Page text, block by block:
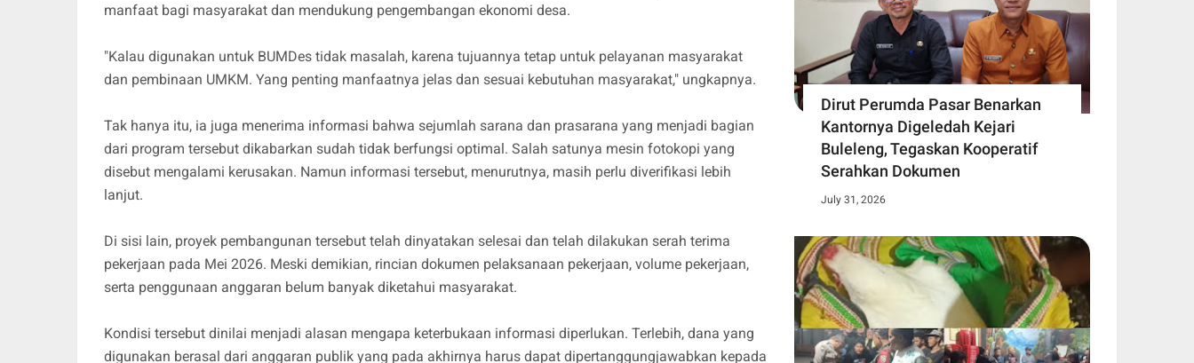
manfaat bagi masyarakat dan mendukung pengembangan ekonomi desa.
"Kalau digunakan untuk BUMDes tidak masalah, karena tujuannya tetap untuk pelayanan masyarakat
dan pembinaan UMKM. Yang penting manfaatnya jelas dan sesuai kebutuhan masyarakat," ungkapnya.
Tak hanya itu, ia juga menerima informasi bahwa sejumlah sarana dan prasarana yang menjadi bagian
dari program tersebut dikabarkan sudah tidak berfungsi optimal. Salah satunya mesin fotokopi yang
disebut mengalami kerusakan. Namun informasi tersebut, menurutnya, masih perlu diverifikasi lebih
lanjut.
Di sisi lain, proyek pembangunan tersebut telah dinyatakan selesai dan telah dilakukan serah terima
pekerjaan pada Mei 2026. Meski demikian, rincian dokumen pelaksanaan pekerjaan, volume pekerjaan,
serta penggunaan anggaran belum banyak diketahui masyarakat.
Kondisi tersebut dinilai menjadi alasan mengapa keterbukaan informasi diperlukan. Terlebih, dana yang
digunakan berasal dari anggaran publik yang pada akhirnya harus dapat dipertanggungjawabkan kepada
Dirut Perumda Pasar Benarkan
Kantornya Digeledah Kejari
Buleleng, Tegaskan Kooperatif
Serahkan Dokumen
July 31, 2026